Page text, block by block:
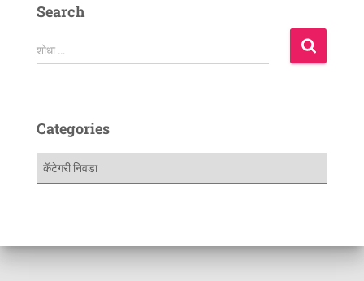
Search
शोधा …
Categories